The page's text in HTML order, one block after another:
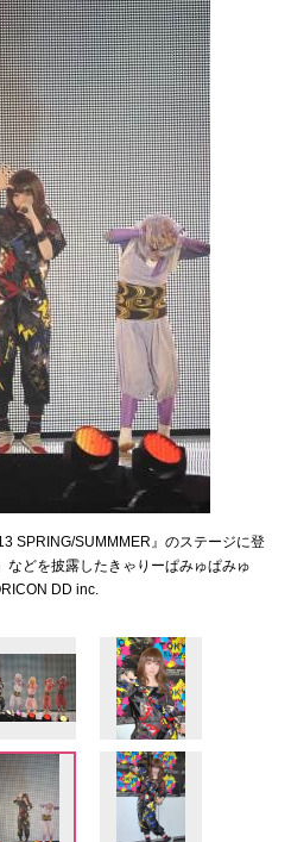
SPRING/SUMMMER』のステージに登
どを披露したきゃりーぱみゅぱみゅ
DD inc.